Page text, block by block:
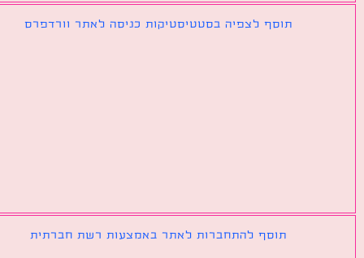
תוסף לצפיה בסטטיסטיקות כניסה לאתר וורדפרס
תוסף להתחברות לאתר באמצעות רשת חברתית